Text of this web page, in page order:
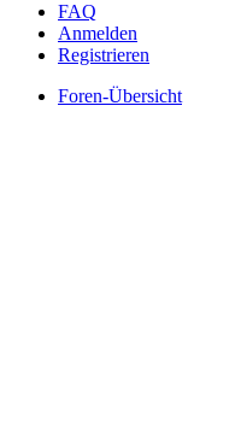
FAQ
Anmelden
Registrieren
Foren-Übersicht